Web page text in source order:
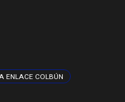
ENLACE COLBÚN